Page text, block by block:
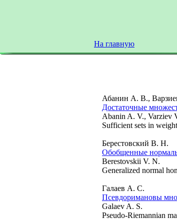
На главную
Абанин А. В.,
Достаточные
Abanin A. V., Varziev
Sufficient sets in
Берестовский В. Н.
Обобщенные
Berestovskii V. N.
Generalized normal
Галаев А. С.
Псевдоримановы
Galaev A. S.
Pseudo-Riemannian